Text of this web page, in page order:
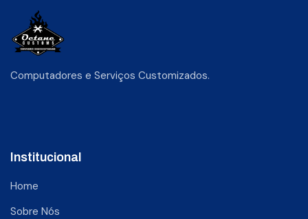
Computadores e Serviços Customizados.
Institucional
Home
Sobre Nós